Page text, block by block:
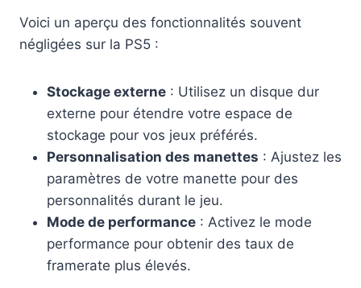
Voici un aperçu des fonctionnalités souvent
négligées sur la PS5 :
Stockage externe : Utilisez un disque dur
externe pour étendre votre espace de
stockage pour vos jeux préférés.
Personnalisation des manettes : Ajustez les
paramètres de votre manette pour des
personnalités durant le jeu.
Mode de performance : Activez le mode
performance pour obtenir des taux de
framerate plus élevés.